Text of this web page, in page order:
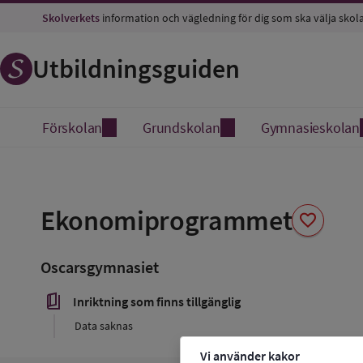
Vi använder kakor
Skolverkets information och vägledning för dig som ska välja
Utbildningsguiden
Förskolan Grundskolan Gymnasieskolan
Ekonomiprogrammet favorite
favorit
Oscarsgymnasiet
book_5 Inriktning som finns tillgänglig
Data saknas